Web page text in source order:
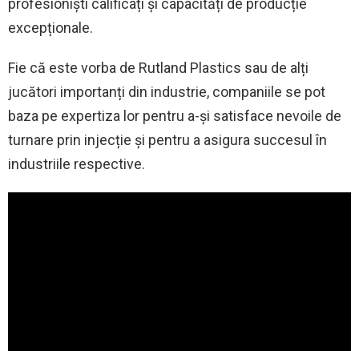
profesioniști calificați și capacități de producție
excepționale.
Fie că este vorba de Rutland Plastics sau de alți
jucători importanți din industrie, companiile se pot
baza pe expertiza lor pentru a-și satisface nevoile de
turnare prin injecție și pentru a asigura succesul în
industriile respective.